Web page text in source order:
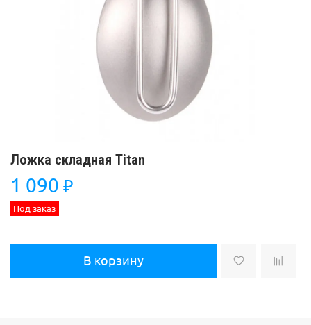
Ложка складная Titan
1 090 ₽
Под заказ
В корзину